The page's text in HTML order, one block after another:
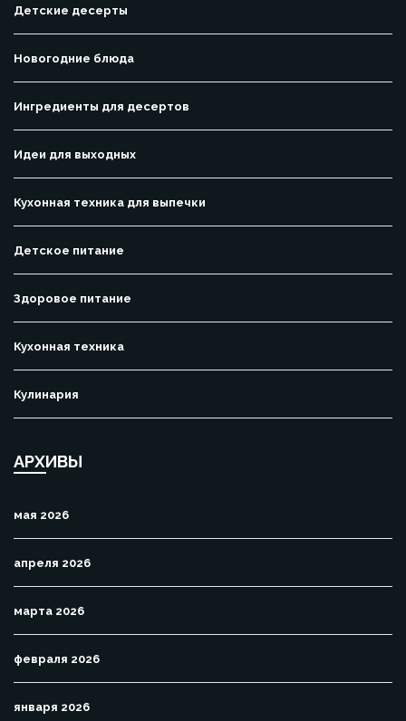
Детские десерты
Новогодние блюда
Ингредиенты для десертов
Идеи для выходных
Кухонная техника для выпечки
Детское питание
Здоровое питание
Кухонная техника
Кулинария
АРХИВЫ
мая 2026
апреля 2026
марта 2026
февраля 2026
января 2026